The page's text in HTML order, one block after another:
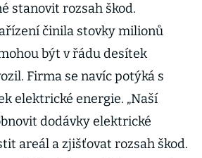
stanovit rozsah škod.
činila stovky milionů
být v řádu desítek
Firma se navíc potýká s
elektrické energie. „Naší
dodávky elektrické
areál a zjišťovat rozsah škod.